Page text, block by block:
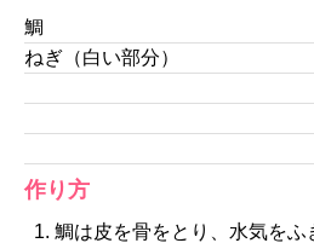
鯛
ねぎ（白い部分）
作り方
鯛は皮を骨をとり、水気をふ